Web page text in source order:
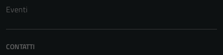
Eventi
CONTATTI